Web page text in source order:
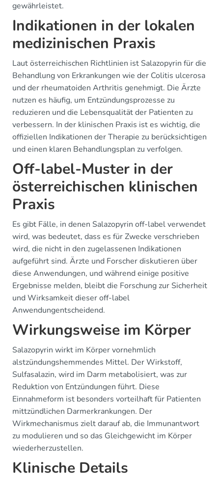
gewährleistet.
Indikationen in der lokalen
medizinischen Praxis
Laut österreichischen Richtlinien ist Salazopyrin für die
Behandlung von Erkrankungen wie der Colitis ulcerosa
und der rheumatoiden Arthritis genehmigt. Die Ärzte
nutzen es häufig, um Entzündungsprozesse zu
reduzieren und die Lebensqualität der Patienten zu
verbessern. In der klinischen Praxis ist es wichtig, die
offiziellen Indikationen der Therapie zu berücksichtigen
und einen klaren Behandlungsplan zu verfolgen.
Off-label-Muster in der
österreichischen klinischen
Praxis
Es gibt Fälle, in denen Salazopyrin off-label verwendet
wird, was bedeutet, dass es für Zwecke verschrieben
wird, die nicht in den zugelassenen Indikationen
aufgeführt sind. Ärzte und Forscher diskutieren über
diese Anwendungen, und während einige positive
Ergebnisse melden, bleibt die Forschung zur Sicherheit
und Wirksamkeit dieser off-label
Anwendungentscheidend.
Wirkungsweise im Körper
Salazopyrin wirkt im Körper vornehmlich
alstzündungshemmendes Mittel. Der Wirkstoff,
Sulfasalazin, wird im Darm metabolisiert, was zur
Reduktion von Entzündungen führt. Diese
Einnahmeform ist besonders vorteilhaft für Patienten
mittzündlichen Darmerkrankungen. Der
Wirkmechanismus zielt darauf ab, die Immunantwort
zu modulieren und so das Gleichgewicht im Körper
wiederherzustellen.
Klinische Details